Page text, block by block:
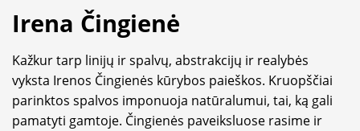
Irena Čingienė
Kažkur tarp linijų ir spalvų, abstrakcijų ir realybės
vyksta Irenos Čingienės kūrybos paieškos. Kruopščiai
parinktos spalvos imponuoja natūralumui, tai, ką gali
pamatyti gamtoje. Čingienės paveiksluose rasime ir